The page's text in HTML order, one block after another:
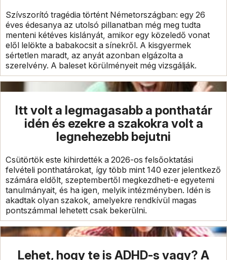
Szívszorító tragédia történt Németországban: egy 26
éves édesanya az utolsó pillanatban még meg tudta
menteni kétéves kislányát, amikor egy közeledő vonat
elől lelökte a babakocsit a sínekről. A kisgyermek
sértetlen maradt, az anyát azonban elgázolta a
szerelvény. A baleset körülményeit még vizsgálják.
Itt volt a legmagasabb a ponthatár
idén és ezekre a szakokra volt a
legnehezebb bejutni
Csütörtök este kihirdették a 2026-os felsőoktatási
felvételi ponthatárokat, így több mint 140 ezer jelentkező
számára eldőlt, szeptembertől megkezdheti-e egyetemi
tanulmányait, és ha igen, melyik intézményben. Idén is
akadtak olyan szakok, amelyekre rendkívül magas
pontszámmal lehetett csak bekerülni.
Lehet, hogy te is ADHD-s vagy? A